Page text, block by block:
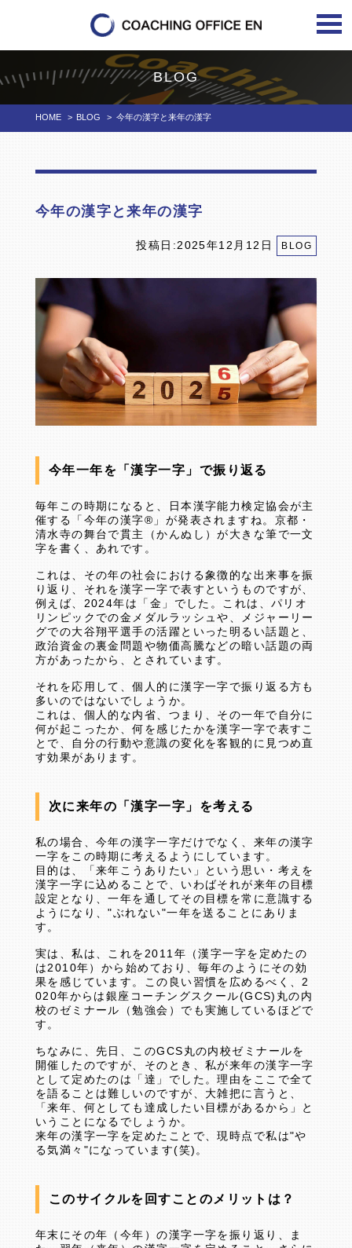
BLOG
HOME > BLOG > 今年の漢字と来年の漢字
今年の漢字と来年の漢字
投稿日:2025年12月12日 BLOG
今年一年を「漢字一字」で振り返る
毎年この時期になると、日本漢字能力検定協会が主
催する「今年の漢字®」が発表されますね。京都・
清水寺の舞台で貫主（かんぬし）が大きな筆で一文
字を書く、あれです。
これは、その年の社会における象徴的な出来事を振
り返り、それを漢字一字で表すというものですが、
例えば、2024年は「金」でした。これは、パリオ
リンピックでの金メダルラッシュや、メジャーリー
グでの大谷翔平選手の活躍といった明るい話題と、
政治資金の裏金問題や物価高騰などの暗い話題の両
方があったから、とされています。
それを応用して、個人的に漢字一字で振り返る方も
多いのではないでしょうか。
これは、個人的な内省、つまり、その一年で自分に
何が起こったか、何を感じたかを漢字一字で表すこ
とで、自分の行動や意識の変化を客観的に見つめ直
す効果があります。
次に来年の「漢字一字」を考える
私の場合、今年の漢字一字だけでなく、来年の漢字
一字をこの時期に考えるようにしています。
目的は、「来年こうありたい」という思い・考えを
漢字一字に込めることで、いわばそれが来年の目標
設定となり、一年を通してその目標を常に意識する
ようになり、"ぶれない"一年を送ることにありま
す。
実は、私は、これを2011年（漢字一字を定めたの
は2010年）から始めており、毎年のようにその効
果を感じています。この良い習慣を広めるべく、2
020年からは銀座コーチングスクール(GCS)丸の内
校のゼミナール（勉強会）でも実施しているほどで
す。
ちなみに、先日、このGCS丸の内校ゼミナールを
開催したのですが、そのとき、私が来年の漢字一字
として定めたのは「達」でした。理由をここで全て
を語ることは難しいのですが、大雑把に言うと、
「来年、何としても達成したい目標があるから」と
いうことになるでしょうか。
来年の漢字一字を定めたことで、現時点で私は"や
る気満々"になっています(笑)。
このサイクルを回すことのメリットは？
年末にその年（今年）の漢字一字を振り返り、ま